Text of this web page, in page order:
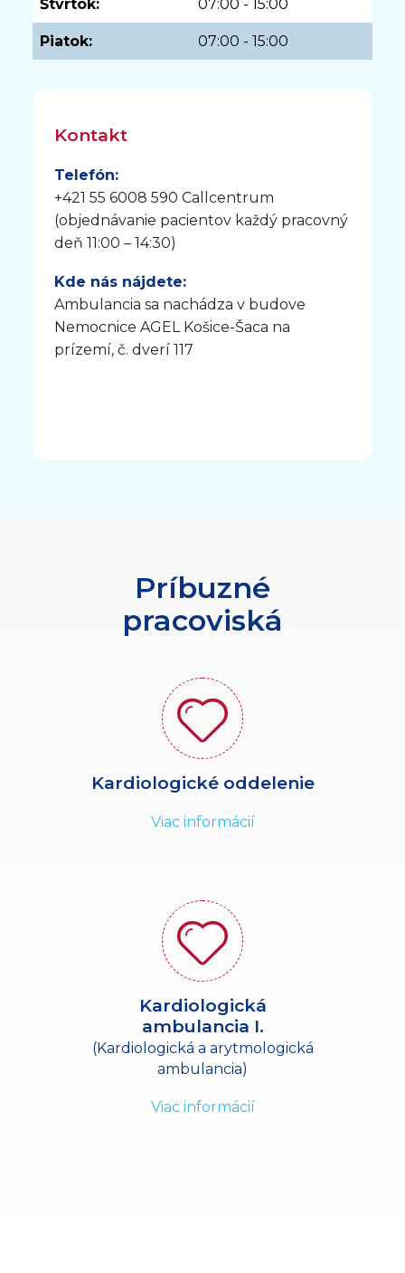
Štvrtok: 07:00 - 15:00
Piatok: 07:00 - 15:00
Kontakt
Telefón:
+421 55 6008 590 Callcentrum
(objednávanie pacientov každý pracovný
deň 11:00 – 14:30)
Kde nás nájdete:
Ambulancia sa nachádza v budove
Nemocnice AGEL Košice-Šaca na
prízemí, č. dverí 117
Príbuzné
pracoviská
Kardiologické oddelenie
Viac informácií
Kardiologická
ambulancia I.
(Kardiologická a arytmologická
ambulancia)
Viac informácií